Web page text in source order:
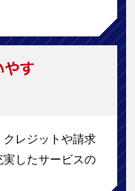
レジットや請求
したサービスの